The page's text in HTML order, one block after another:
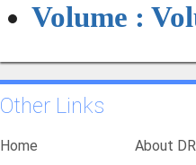
Volume :
Other Links
Home
About